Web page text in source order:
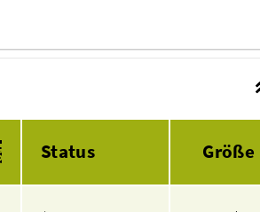
Status Größe